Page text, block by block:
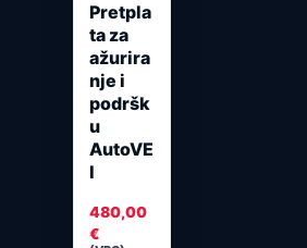
Pretpla
ta za
ažurira
nje i
podršk
u
AutoVE
I
480,00
€